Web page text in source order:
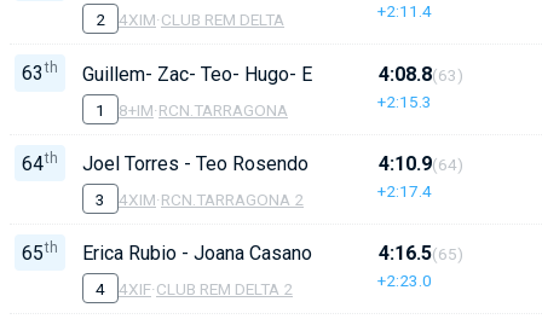
2 4XIM·CLUB REM DELTA +2:11.4
63 th Guillem- Zac- Teo- Hugo- Enric- Nil- Eduard- Ferran. T:
1 8+IM·RCN.TARRAGONA
4:08.8
+2:15.3
(63)
64th Joel Torres - Teo Rosendo - Zac Sagu?s - Hugo
3 4XIM·RCN.TARRAGONA 2
4:10.9
+2:17.4
(64)
65th Erica Rubio - Joana Casanova - Paula Paga - Bianca
4 4XIF·CLUB REM DELTA 2
4:16.5
+2:23.0
(65)